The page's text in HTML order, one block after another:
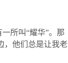
所叫“耀华”。那
，他们总是让我老